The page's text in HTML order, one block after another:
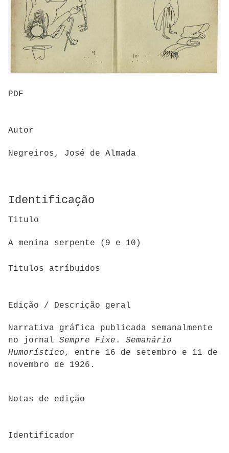
PDF
Autor
Negreiros, José de Almada
Identificação
Titulo
A menina serpente (9 e 10)
Titulos atríbuidos
Edição / Descrição geral
Narrativa gráfica publicada semanalmente
no jornal Sempre Fixe . Semanário
Humorístico, entre 16 de setembro e 11 de
novembro de 1926.
Notas de edição
Identificador